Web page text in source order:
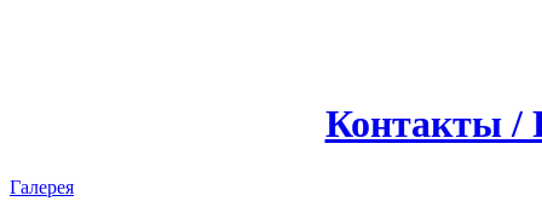
Контакты /
Галерея